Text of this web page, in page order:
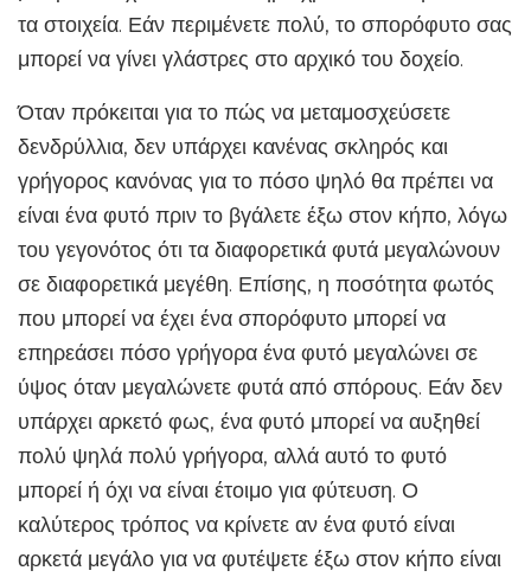
τα στοιχεία. Εάν περιμένετε πολύ, το σπορόφυτο σας
μπορεί να γίνει γλάστρες στο αρχικό του δοχείο.
Όταν πρόκειται για το πώς να μεταμοσχεύσετε
δενδρύλλια, δεν υπάρχει κανένας σκληρός και
γρήγορος κανόνας για το πόσο ψηλό θα πρέπει να
είναι ένα φυτό πριν το βγάλετε έξω στον κήπο, λόγω
του γεγονότος ότι τα διαφορετικά φυτά μεγαλώνουν
σε διαφορετικά μεγέθη. Επίσης, η ποσότητα φωτός
που μπορεί να έχει ένα σπορόφυτο μπορεί να
επηρεάσει πόσο γρήγορα ένα φυτό μεγαλώνει σε
ύψος όταν μεγαλώνετε φυτά από σπόρους. Εάν δεν
υπάρχει αρκετό φως, ένα φυτό μπορεί να αυξηθεί
πολύ ψηλά πολύ γρήγορα, αλλά αυτό το φυτό
μπορεί ή όχι να είναι έτοιμο για φύτευση. Ο
καλύτερος τρόπος να κρίνετε αν ένα φυτό είναι
αρκετά μεγάλο για να φυτέψετε έξω στον κήπο είναι